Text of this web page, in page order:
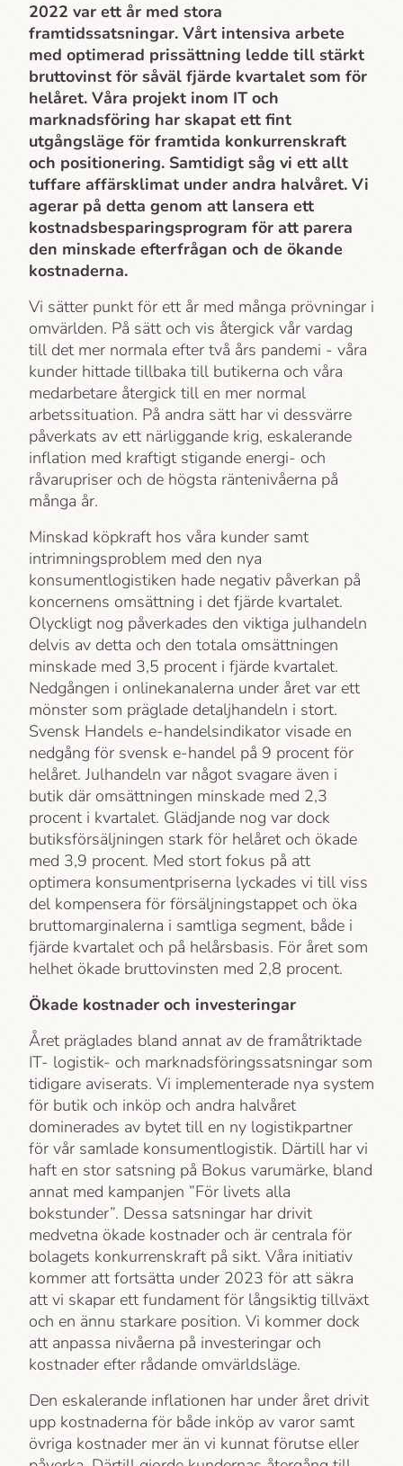
2022 var ett år med stora
framtidssatsningar. Vårt intensiva arbete
med optimerad prissättning ledde till stärkt
bruttovinst för såväl fjärde kvartalet som för
helåret. Våra projekt inom IT och
marknadsföring har skapat ett fint
utgångsläge för framtida konkurrenskraft
och positionering. Samtidigt såg vi ett allt
tuffare affärsklimat under andra halvåret. Vi
agerar på detta genom att lansera ett
kostnadsbesparingsprogram för att parera
den minskade efterfrågan och de ökande
kostnaderna.
Vi sätter punkt för ett år med många prövningar i
omvärlden. På sätt och vis återgick vår vardag
till det mer normala efter två års pandemi - våra
kunder hittade tillbaka till butikerna och våra
medarbetare återgick till en mer normal
arbetssituation. På andra sätt har vi dessvärre
påverkats av ett närliggande krig, eskalerande
inflation med kraftigt stigande energi- och
råvarupriser och de högsta räntenivåerna på
många år.
Minskad köpkraft hos våra kunder samt
intrimningsproblem med den nya
konsumentlogistiken hade negativ påverkan på
koncernens omsättning i det fjärde kvartalet.
Olyckligt nog påverkades den viktiga julhandeln
delvis av detta och den totala omsättningen
minskade med 3,5 procent i fjärde kvartalet.
Nedgången i onlinekanalerna under året var ett
mönster som präglade detaljhandeln i stort.
Svensk Handels e-handelsindikator visade en
nedgång för svensk e-handel på 9 procent för
helåret. Julhandeln var något svagare även i
butik där omsättningen minskade med 2,3
procent i kvartalet. Glädjande nog var dock
butiksförsäljningen stark för helåret och ökade
med 3,9 procent. Med stort fokus på att
optimera konsumentpriserna lyckades vi till viss
del kompensera för försäljningstappet och öka
bruttomarginalerna i samtliga segment, både i
fjärde kvartalet och på helårsbasis. För året som
helhet ökade bruttovinsten med 2,8 procent.
Ökade kostnader och investeringar
Året präglades bland annat av de framåtriktade
IT- logistik- och marknadsföringssatsningar som
tidigare aviserats. Vi implementerade nya system
för butik och inköp och andra halvåret
dominerades av bytet till en ny logistikpartner
för vår samlade konsumentlogistik. Därtill har vi
haft en stor satsning på Bokus varumärke, bland
annat med kampanjen ”För livets alla
bokstunder”. Dessa satsningar har drivit
medvetna ökade kostnader och är centrala för
bolagets konkurrenskraft på sikt. Våra initiativ
kommer att fortsätta under 2023 för att säkra
att vi skapar ett fundament för långsiktig tillväxt
och en ännu starkare position. Vi kommer dock
att anpassa nivåerna på investeringar och
kostnader efter rådande omvärldsläge.
Den eskalerande inflationen har under året drivit
upp kostnaderna för både inköp av varor samt
övriga kostnader mer än vi kunnat förutse eller